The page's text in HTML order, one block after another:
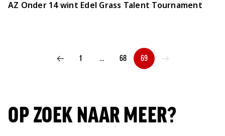
AZ Onder 14 wint Edel Grass Talent Tournament
VORIGE PAGINA VOLGENDE PAGINA
1 … 68 69
OP ZOEK NAAR MEER?